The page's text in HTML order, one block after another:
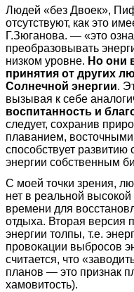
Людей «без Двоек»,
отсутствуют, как это
Г.Зюганова. — «это
преобразовывать
низком уровне. Но они
принятия от других
Солнечной энергии.
вызывая к себе
воспитанность и
следует, сохранив
плаванием,
способствует
энергии собственным
С моей точки зрения,
нет в реальной
времени для
отдыха. Вторая версия
энергии толпы, т.е.
провокации выбросов
считается, что
планов — это признак
хамовитость).